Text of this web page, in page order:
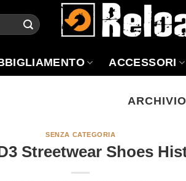
ACCESSORI
SENZA CATEGORIA
Streetwear Shoes